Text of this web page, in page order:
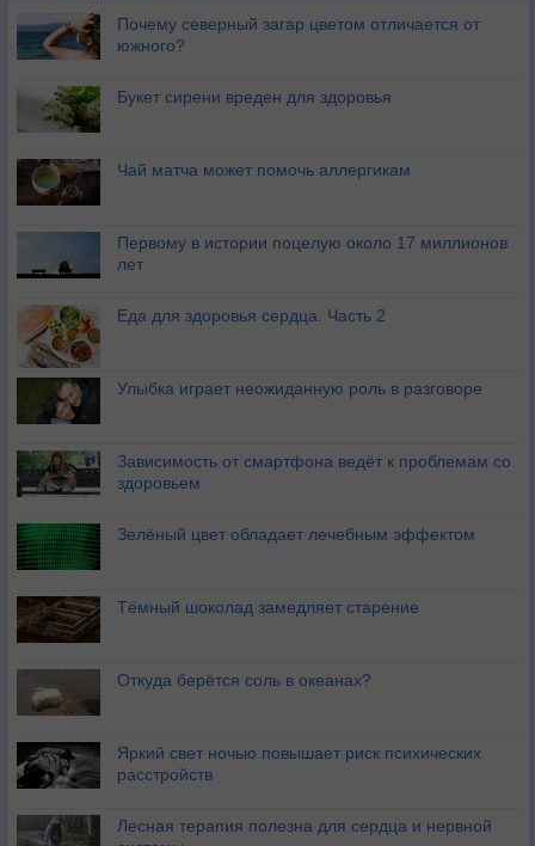
Почему северный загар цветом отличается от
южного?
Букет сирени вреден для здоровья
Чай матча может помочь аллергикам
Первому в истории поцелую около 17 миллионов
лет
Еда для здоровья сердца. Часть 2
Улыбка играет неожиданную роль в разговоре
Зависимость от смартфона ведёт к проблемам со
здоровьем
Зелёный цвет обладает лечебным эффектом
Тёмный шоколад замедляет старение
Откуда берётся соль в океанах?
Яркий свет ночью повышает риск психических
расстройств
Лесная терапия полезна для сердца и нервной